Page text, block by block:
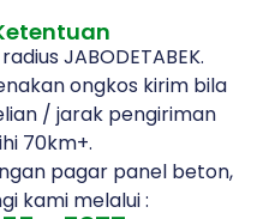
JABODETABEK.
ongkos kirim bila
/ jarak pengiriman
70km+.
pagar panel beton,
kami melalui :